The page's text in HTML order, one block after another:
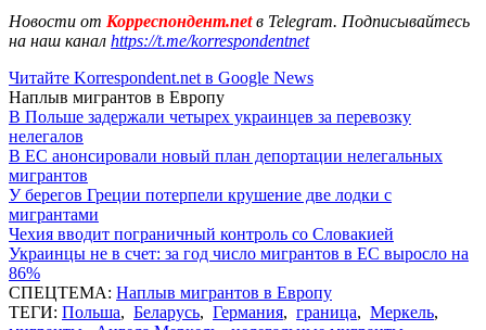
Новости от Корреспондент.netв Telegram. Подписывайтесь
на наш канал https://t.me/korrespondentnet
Читайте Korrespondent.net в Google News
Наплыв мигрантов в Европу
В Польше задержали четырех украинцев за перевозку
нелегалов
В ЕС анонсировали новый план депортации нелегальных
мигрантов
У берегов Греции потерпели крушение две лодки с
мигрантами
Чехия вводит пограничный контроль со Словакией
Украинцы не в счет: за год число мигрантов в ЕС выросло на
86%
СПЕЦТЕМА: Наплыв мигрантов в Европу
ТЕГИ: Польша, Беларусь, Германия, граница, Меркель,